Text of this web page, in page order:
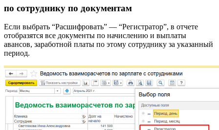
по сотруднику по документам
Если выбрать “Расшифровать” — “Регистратор”, в отчете
отобразятся все документы по начислению и выплаты
авансов, заработной платы по этому сотруднику за указанный
период.